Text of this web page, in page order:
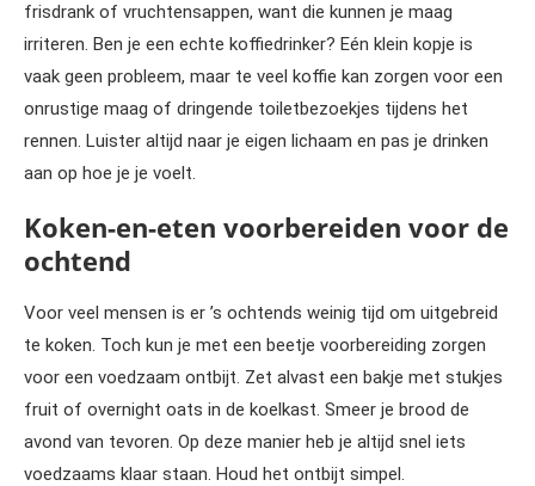
frisdrank of vruchtensappen, want die kunnen je maag
irriteren. Ben je een echte koffiedrinker? Eén klein kopje is
vaak geen probleem, maar te veel koffie kan zorgen voor een
onrustige maag of dringende toiletbezoekjes tijdens het
rennen. Luister altijd naar je eigen lichaam en pas je drinken
aan op hoe je je voelt.
Koken-en-eten voorbereiden voor de
ochtend
Voor veel mensen is er ’s ochtends weinig tijd om uitgebreid
te koken. Toch kun je met een beetje voorbereiding zorgen
voor een voedzaam ontbijt. Zet alvast een bakje met stukjes
fruit of overnight oats in de koelkast. Smeer je brood de
avond van tevoren. Op deze manier heb je altijd snel iets
voedzaams klaar staan. Houd het ontbijt simpel.